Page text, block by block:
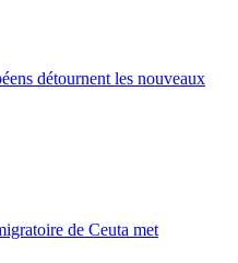
détournent les nouveaux
de Ceuta met